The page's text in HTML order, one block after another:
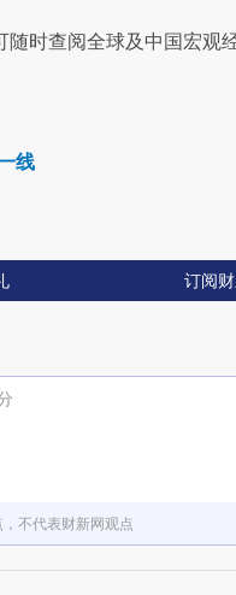
随时查阅全球及中国宏观
线
订阅
不代表财新网观点